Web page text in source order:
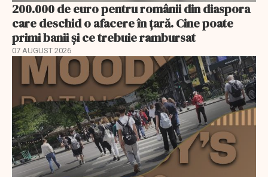
200.000 de euro pentru românii din diaspora
care deschid o afacere în țară. Cine poate
primi banii și ce trebuie rambursat
07 AUGUST 2026